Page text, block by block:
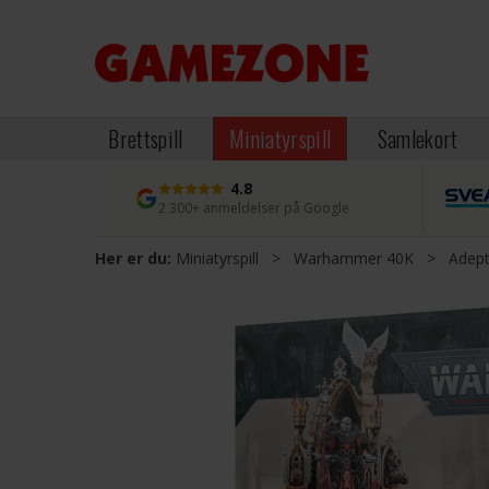
Brettspill Miniatyrspill Samlekort
4.8
2 300+ anmeldelser på Google
Her er du: Miniatyrspill > Warhammer 40K >